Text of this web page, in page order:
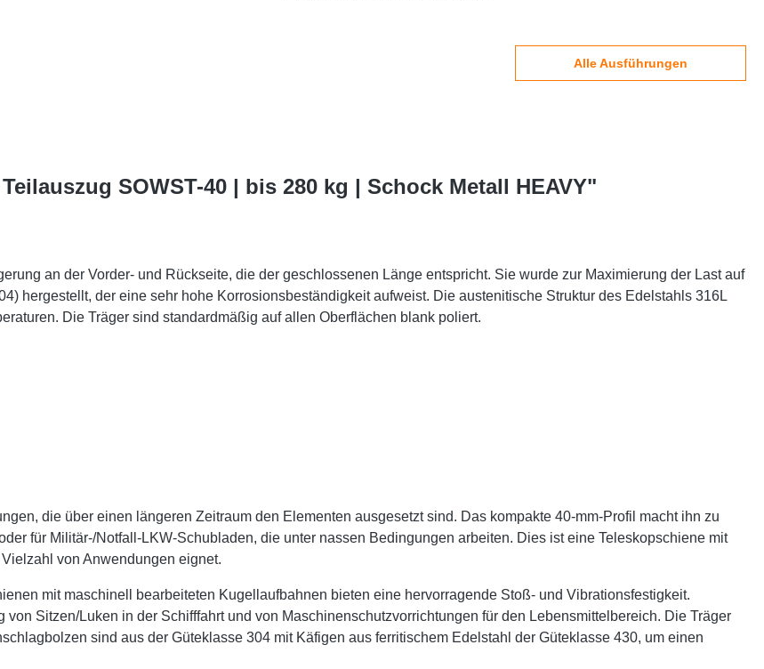
Alle Ausführungen
SOWST-40 | bis 280 kg | Schock Metall HEAVY"
an der Vorder- und Rückseite, die der geschlossenen Länge entspricht. Sie wurde zur Maximierung der Last auf
hergestellt, der eine sehr hohe Korrosionsbeständigkeit aufweist. Die austenitische Struktur des Edelstahls 316L
Die Träger sind standardmäßig auf allen Oberflächen blank poliert.
die über einen längeren Zeitraum den Elementen ausgesetzt sind. Das kompakte 40-mm-Profil macht ihn zu
für Militär-/Notfall-LKW-Schubladen, die unter nassen Bedingungen arbeiten. Dies ist eine Teleskopschiene mit
von Anwendungen eignet.
mit maschinell bearbeiteten Kugellaufbahnen bieten eine hervorragende Stoß- und Vibrationsfestigkeit.
Sitzen/Luken in der Schifffahrt und von Maschinenschutzvorrichtungen für den Lebensmittelbereich. Die Träger
sind aus der Güteklasse 304 mit Käfigen aus ferritischem Edelstahl der Güteklasse 430, um einen